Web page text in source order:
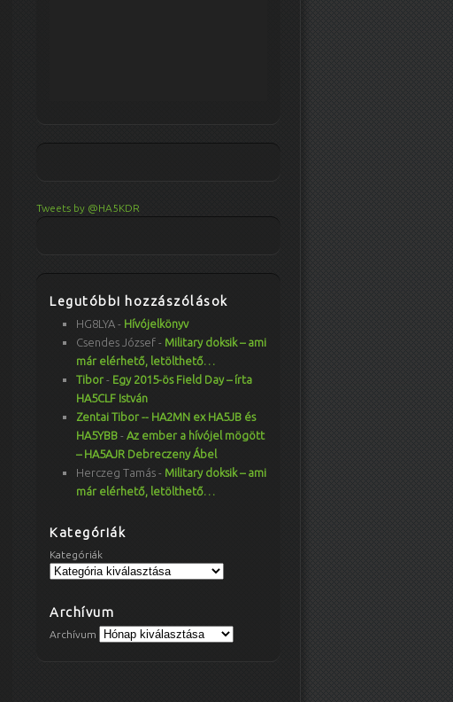
Tweets by @HA5KDR
Legutóbbi hozzászólások
HG8LYA - Hívójelkönyv
Csendes József - Military doksik – ami
már elérhető, letölthető…
Tibor - Egy 2015-ös Field Day – írta
HA5CLF István
Zentai Tibor -- HA2MN ex HA5JB és
HA5YBB - Az ember a hívójel mögött
– HA5AJR Debreczeny Ábel
Herczeg Tamás - Military doksik – ami
már elérhető, letölthető…
Kategóriák
Kategóriák
Archívum
Archívum